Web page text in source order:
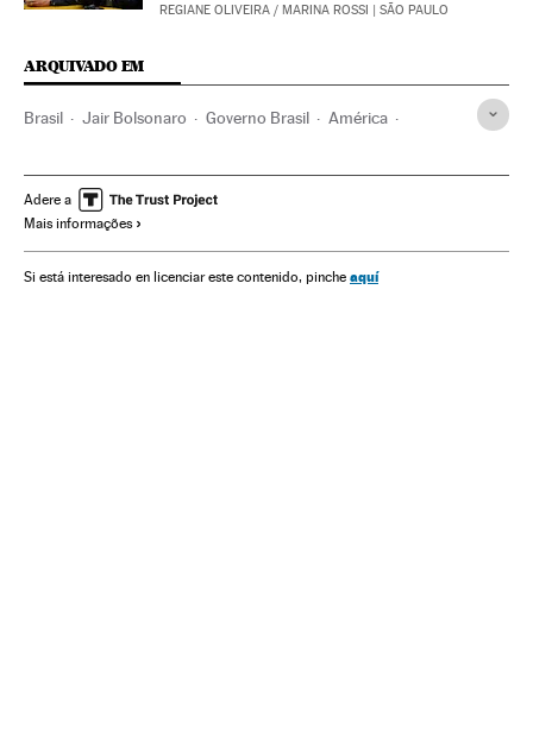
REGIANE OLIVEIRA / MARINA ROSSI | SÃO PAULO
ARQUIVADO EM
Brasil Jair Bolsonaro Governo Brasil América
Auxílio Emergencial Bolsa Família
Câmara Deputados
Arthur Lira Eleições Brasil 2022
Adere a
Mais informações
Si está interesado en licenciar este contenido, pinche aquí